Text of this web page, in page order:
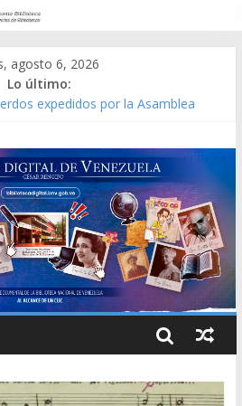
agosto 6, 2026
Lo último:
expedidos por la Asamblea
gráfico]
de Venezuela año CXXXIII Mes V,
N° 38.394
de Modesta Bor